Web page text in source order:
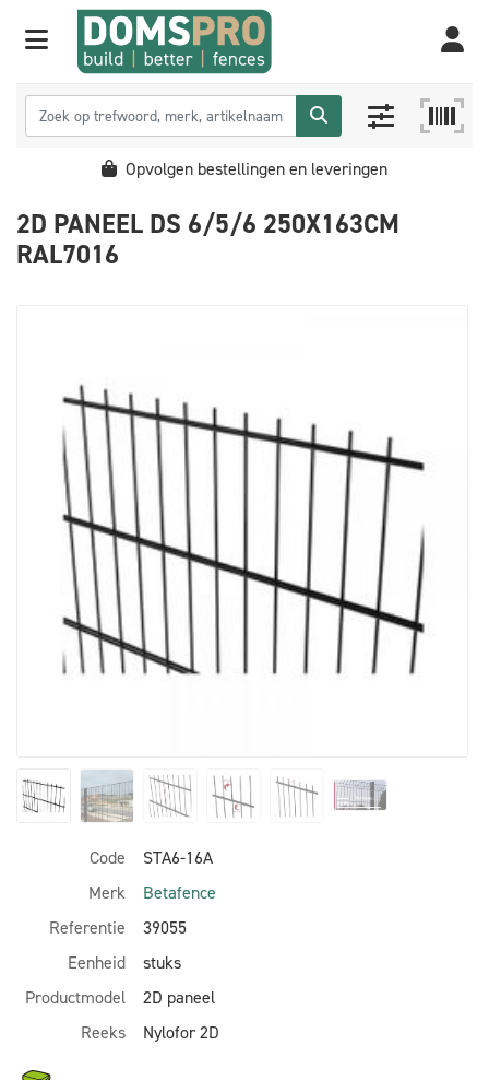
Opvolgen bestellingen en leveringen
2D PANEEL DS 6/5/6 250X163CM
RAL7016
Code
STA6-16A
Merk
Betafence
Referentie
39055
Eenheid
stuks
Productmodel
2D paneel
Reeks
Nylofor 2D